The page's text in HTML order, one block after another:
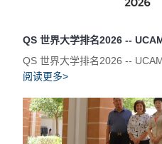
QS 世界大学排名2026 --
QS 世界大学排名2026 --
阅读更多>